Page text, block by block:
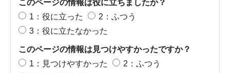
このページの情報は役に立ちましたか？
1：役に立った
2：ふつう
3：役に立たなかった
このページの情報は見つけやすかったですか？
1：見つけやすかった
2：ふつう